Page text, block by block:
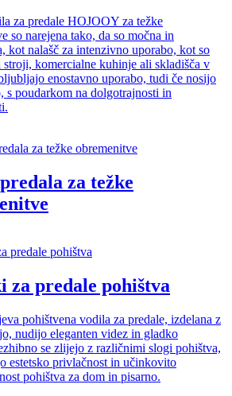
za predale HOJOOY za težke
so narejena tako, da so močna in
kot nalašč za intenzivno uporabo, kot so
komercialne kuhinje ali skladišča v
enostavno uporabo, tudi če nosijo
s poudarkom na dolgotrajnosti in
za težke
za predale pohištva
pohištvena vodila za predale, izdelana z
nudijo eleganten videz in gladko
se zlijejo z različnimi slogi pohištva,
estetsko privlačnost in učinkovito
pohištva za dom in pisarno.